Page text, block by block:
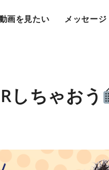
画を見たい メッセージ
しちゃおう